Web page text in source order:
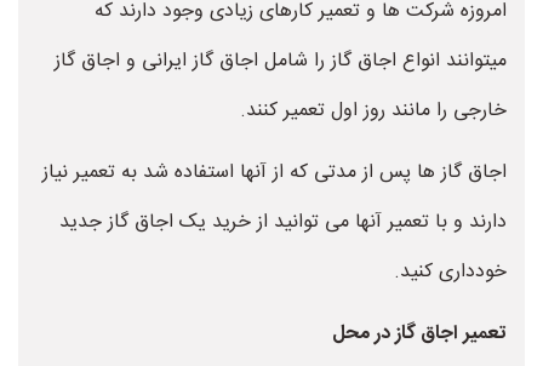
امروزه شرکت ها و تعمیر کارهای زیادی وجود دارند که
میتوانند انواع اجاق گاز را شامل اجاق گاز ایرانی و اجاق گاز
خارجی را مانند روز اول تعمیر کنند.
اجاق گاز ها پس از مدتی که از آنها استفاده شد به تعمیر نیاز
دارند و با تعمیر آنها می توانید از خرید یک اجاق گاز جدید
خودداری کنید.
تعمیر اجاق گاز در محل